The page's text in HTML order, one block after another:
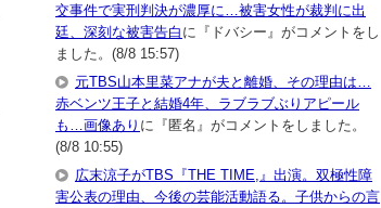
交事件で実刑判決が濃厚に…被害女性が裁判に出
廷、深刻な被害告白 に『ドバシー』がコメントをし
ました。(8/8 15:57)
元TBS山本里菜アナが夫と離婚、その理由は…
赤ベンツ王子と結婚4年、ラブラブぶりアピール
も…画像あり に『匿名』がコメントをしました。
(8/8 10:55)
広末涼子がTBS『THE TIME,』出演。双極性障
害公表の理由、今後の芸能活動語る。子供からの言